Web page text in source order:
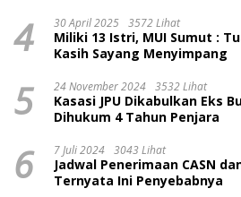
4 30 April 2025 3572 Lihat
Miliki 13 Istri, MUI Sumut :
Kasih Sayang Menyimpang
5 24 November 2024 3532 Lihat
Kasasi JPU Dikabulkan Eks
Dihukum 4 Tahun Penjara
6 7 Juli 2024 3043 Lihat
Jadwal Penerimaan CASN
Ternyata Ini Penyebabnya